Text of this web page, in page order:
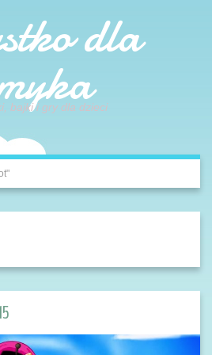
dla
bajki i gry dla dzieci